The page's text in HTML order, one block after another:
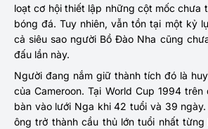
loạt cơ hội thiết lập những cột mốc chưa
bóng đá. Tuy nhiên, vẫn tồn tại một kỷ
cả siêu sao người Bồ Đào Nha cũng
đấu lần này.
Người đang nắm giữ thành tích đó là
của Cameroon. Tại World Cup 1994
bàn vào lưới Nga khi 42 tuổi và 39
ông trở thành cầu thủ lớn tuổi nhất